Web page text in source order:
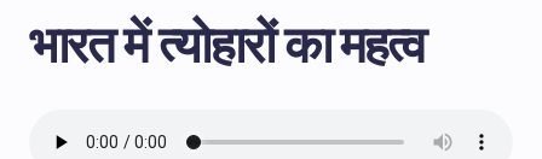
भारत में त्योहारों का महत्व